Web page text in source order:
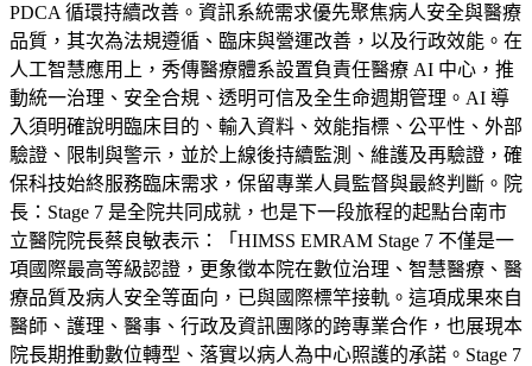
PDCA 循環持續改善。資訊系統需求優先聚焦病人安全與醫療
品質，其次為法規遵循、臨床與營運改善，以及行政效能。在
人工智慧應用上，秀傳醫療體系設置負責任醫療 AI 中心，推
動統一治理、安全合規、透明可信及全生命週期管理。AI 導
入須明確說明臨床目的、輸入資料、效能指標、公平性、外部
驗證、限制與警示，並於上線後持續監測、維護及再驗證，確
保科技始終服務臨床需求，保留專業人員監督與最終判斷。院
長：Stage 7 是全院共同成就，也是下一段旅程的起點台南市
立醫院院長蔡良敏表示：「HIMSS EMRAM Stage 7 不僅是一
項國際最高等級認證，更象徵本院在數位治理、智慧醫療、醫
療品質及病人安全等面向，已與國際標竿接軌。這項成果來自
醫師、護理、醫事、行政及資訊團隊的跨專業合作，也展現本
院長期推動數位轉型、落實以病人為中心照護的承諾。Stage 7